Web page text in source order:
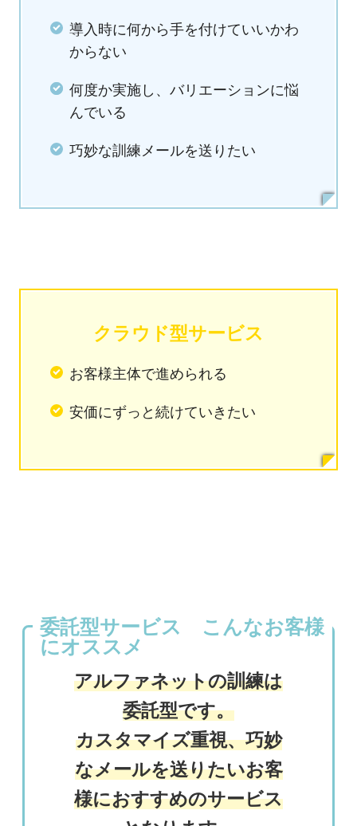
導入時に何から手を付けていいかわ
からない
何度か実施し、バリエーションに悩
んでいる
巧妙な訓練メールを送りたい
クラウド型サービス
お客様主体で進められる
安価にずっと続けていきたい
委託型サービス こんなお客様
にオススメ
アルファネットの訓練は
委託型です。
カスタマイズ重視、巧妙
なメールを送りたいお客
様におすすめのサービス